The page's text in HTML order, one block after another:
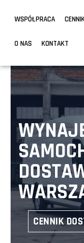
WSPÓŁPRACA
O NAS KONTAKT
CENNIK